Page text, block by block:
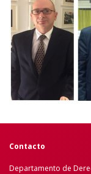
Contacto
Departamento de